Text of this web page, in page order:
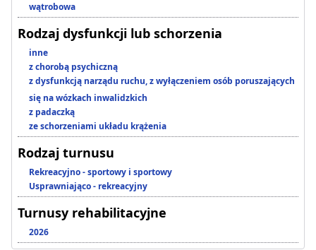
wątrobowa
Rodzaj dysfunkcji lub schorzenia
inne
z chorobą psychiczną
z dysfunkcją narządu ruchu, z wyłączeniem osób poruszających
się na wózkach inwalidzkich
z padaczką
ze schorzeniami układu krążenia
Rodzaj turnusu
Rekreacyjno - sportowy i sportowy
Usprawniająco - rekreacyjny
Turnusy rehabilitacyjne
2026